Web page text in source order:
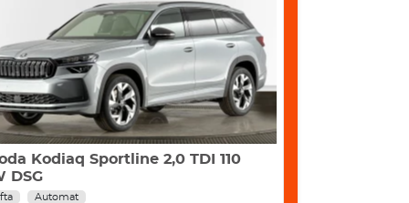
Kodiaq Sportline 2,0 TDI 110
DSG
Automat